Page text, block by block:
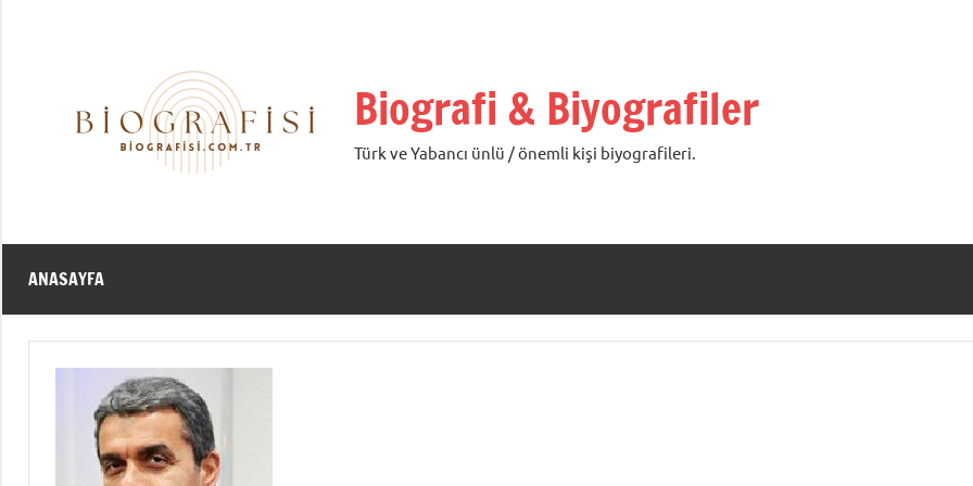
Biografi & Biyografiler
Türk ve Yabancı ünlü / önemli kişi biyografileri.
ANASAYFA